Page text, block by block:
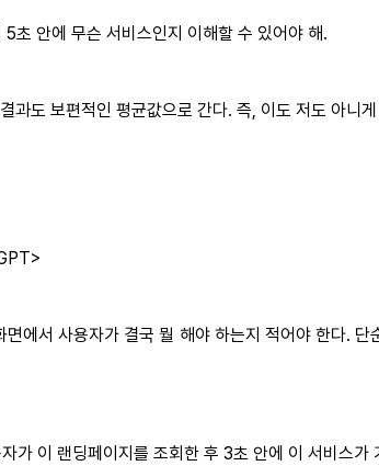
초 안에 무슨 서비스인지 이해할 수 있어야 해.
과도 보편적인 평균값으로 간다. 즉, 이도 저도 아니
에서 사용자가 결국 뭘 해야 하는지 적어야 한다.
이 랜딩페이지를 조회한 후 3초 안에 이 서비스